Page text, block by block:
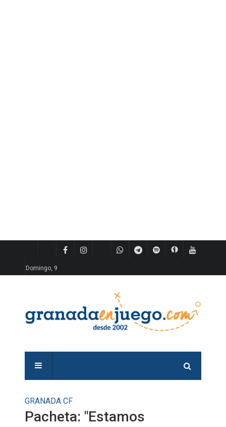
Domingo, 9
GRANADA CF
Pacheta: "Estamos